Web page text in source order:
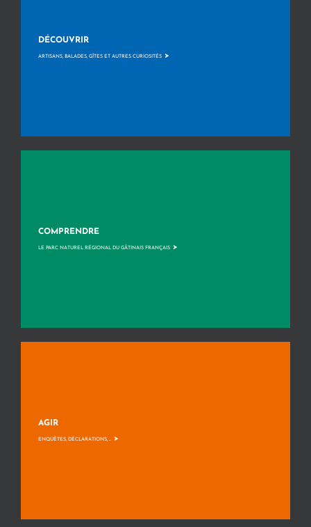
DÉCOUVRIR
ARTISANS, BALADES, GÎTES ET AUTRES CURIOSITÉS >
COMPRENDRE
LE PARC NATUREL RÉGIONAL DU GÂTINAIS FRANÇAIS >
AGIR
ENQUÊTES, DÉCLARATIONS, ... >